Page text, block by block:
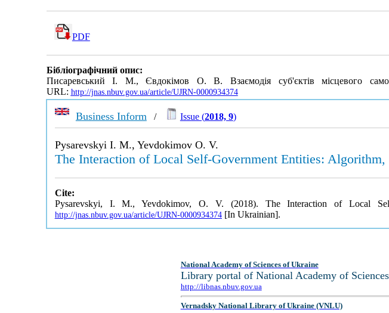
PDF
Бібліографічний опис:
Писаревський І. М., Євдокімов О. В. Взаємодія суб'єктів місцевого
URL: http://jnas.nbuv.gov.ua/article/UJRN-0000934374
Business Inform / Issue (2018, 9)
Pysarevskyi I. M., Yevdokimov O. V.
The Interaction of Local Self-Government Entities: Algorithm,
Cite:
Pysarevskyi, I. M., Yevdokimov, O. V. (2018). The Interaction of Local
http://jnas.nbuv.gov.ua/article/UJRN-0000934374[In Ukrainian].
National Academy of Sciences of Ukraine
Library portal of National Academy of
http://libnas.nbuv.gov.ua
Vernadsky National Library of Ukraine (VNLU)